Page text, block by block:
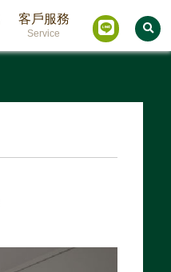
客戶服務
Service